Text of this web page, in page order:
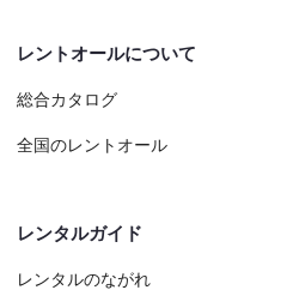
レントオールについて
総合カタログ
全国のレントオール
レンタルガイド
レンタルのながれ